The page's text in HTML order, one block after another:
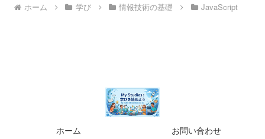
ホーム 学び 情報技術の基礎 JavaScript
ホーム
お問い合わせ